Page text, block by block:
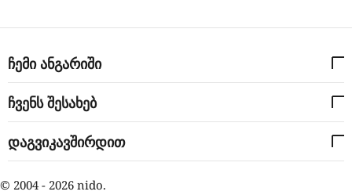
ჩემი ანგარიში
ჩვენს შესახებ
დაგვიკავშირდით
© 2004 - 2026 nido.